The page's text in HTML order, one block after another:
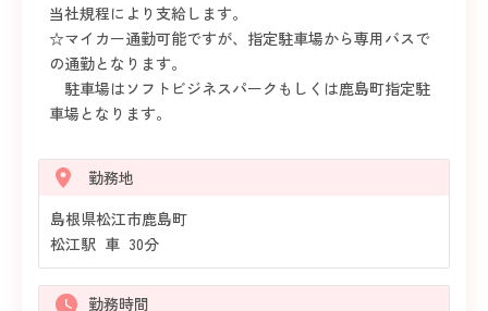
当社規程により支給します。
☆マイカー通勤可能ですが、指定駐車場から専用バスで
の通勤となります。
駐車場はソフトビジネスパークもしくは鹿島町指定駐
車場となります。
勤務地
島根県松江市鹿島町
松江駅 車 30分
勤務時間